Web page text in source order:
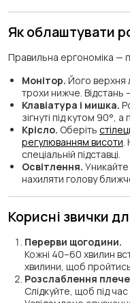
Як облаштувати
Правильна ергономіка —
Монітор. Його верхня
трохи нижче. Відстань
Клавіатура і мишка.
зігнуті під кутом 90°,
Крісло. Оберіть
регулюванням висоти
спеціальній підставці.
Освітлення. Уникайте
нахиляти голову
Корисні звички
Перерви щогодини.
Кожні 40–60 хвилин
хвилини, щоб
Розслаблення
Слідкуйте, щоб під